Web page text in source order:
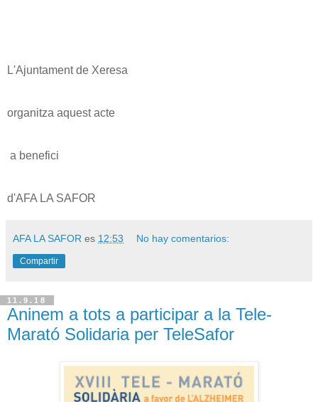
L'Ajuntament de Xeresa
organitza aquest acte
a benefici
d'AFA LA SAFOR
AFA LA SAFOR es 12:53 No hay comentarios:
Compartir
11.9.18
Aninem a tots a participar a la Tele-
Marató Solidaria per TeleSafor